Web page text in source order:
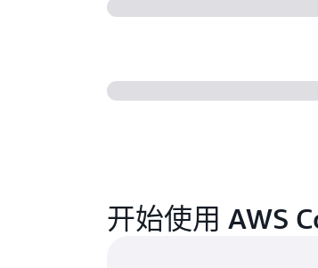
开始使用 AWS